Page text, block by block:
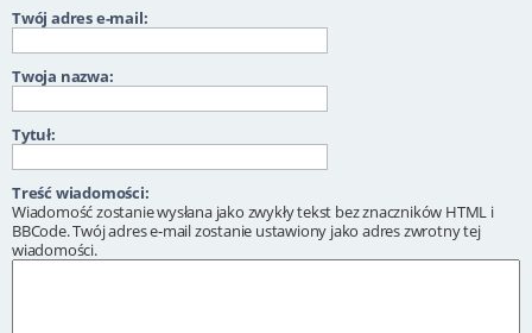
Twój adres e-mail:
Twoja nazwa:
Tytuł:
Treść wiadomości:
Wiadomość zostanie wysłana jako zwykły tekst bez znaczników HTML i
BBCode. Twój adres e-mail zostanie ustawiony jako adres zwrotny tej
wiadomości.